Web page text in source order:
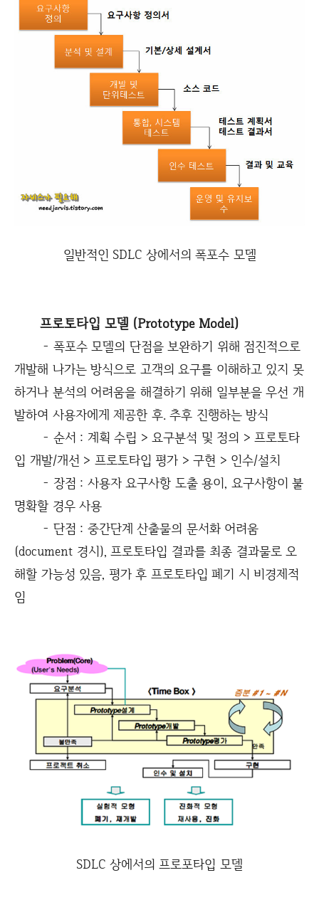
일반적인 SDLC 상에서의 폭포수 모델
프로토타입 모델 (Prototype Model)
- 폭포수 모델의 단점을 보완하기 위해 점진적으로
개발해 나가는 방식으로 고객의 요구를 이해하고 있지 못
하거나 분석의 어려움을 해결하기 위해 일부분을 우선 개
발하여 사용자에게 제공한 후. 추후 진행하는 방식
- 순서 : 계획 수립 > 요구분석 및 정의 > 프로토타
입 개발/개선 > 프로토타입 평가 > 구현 > 인수/설치
- 장점 : 사용자 요구사항 도출 용이, 요구사항이 불
명확할 경우 사용
- 단점 : 중간단계 산출물의 문서화 어려움
(document 경시), 프로토타입 결과를 최종 결과물로 오
해할 가능성 있음, 평가 후 프로토타입 폐기 시 비경제적
임
SDLC 상에서의 프로포타입 모델